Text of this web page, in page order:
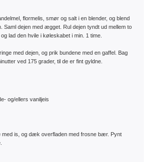
flormelis, smør og salt i en blender, og blend
Saml dejen med ægget. Rul dejen tyndt ud mellem to
lad den hvile i køleskabet i min. 1 time.
med dejen, og prik bundene med en gaffel. Bag
og/ellers vaniljeis
med is, og dæk overfladen med frosne bær. Pynt